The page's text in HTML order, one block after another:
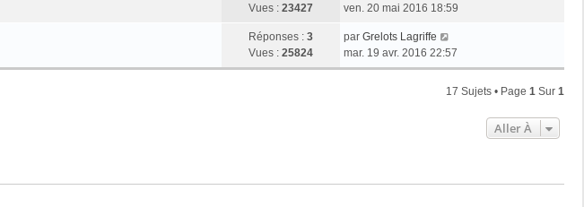
Vues : 23427
ven. 20 mai 2016 18:59
Réponses : 3
Vues : 25824
par Grelots Lagriffe
mar. 19 avr. 2016 22:57
17 Sujets • Page 1 Sur 1
Aller À